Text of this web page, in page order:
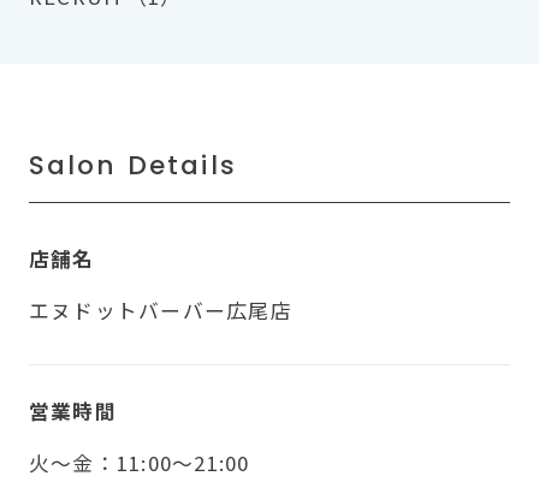
Salon Details
店舗名
エヌドットバーバー広尾店
営業時間
火〜金：11:00～21:00